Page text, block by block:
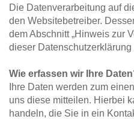
Die Datenverarbeitung auf
den Websitebetreiber.
dem Abschnitt „Hinweis zur
dieser Datenschutzerklärung
Wie erfassen wir Ihre
Ihre Daten werden zum
uns diese mitteilen. Hierbei
handeln, die Sie in ein